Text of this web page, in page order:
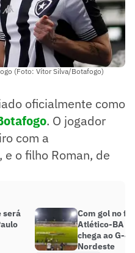
(Foto: Vítor Silva/Botafogo)
oficialmente como
. O jogador
com a
o filho Roman, de
será
Com gol no
Atlético-BA
chega ao G-4
Nordeste